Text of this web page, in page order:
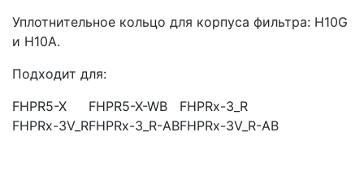
Уплотнительное кольцо для корпуса фильтра: H10G
и H10A.
Подходит для:
FHPR5-X
FHPR5-X-WB
FHPRx-3_R
FHPRx-3V_RFHPRx-3_R-ABFHPRx-3V_R-AB